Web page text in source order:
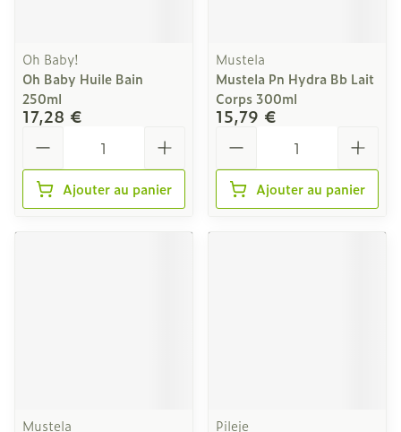
Oh Baby!
Oh Baby Huile Bain
250ml
17,28 €
Ajouter au panier
Mustela
Mustela Pn Hydra Bb Lait
Corps 300ml
15,79 €
Ajouter au panier
Mustela Pileje